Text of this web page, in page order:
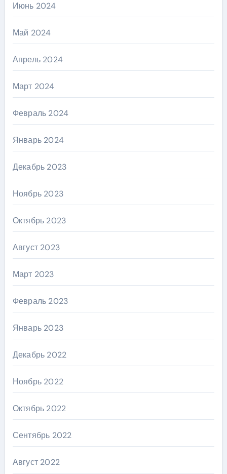
Июнь 2024
Май 2024
Апрель 2024
Март 2024
Февраль 2024
Январь 2024
Декабрь 2023
Ноябрь 2023
Октябрь 2023
Август 2023
Март 2023
Февраль 2023
Январь 2023
Декабрь 2022
Ноябрь 2022
Октябрь 2022
Сентябрь 2022
Август 2022